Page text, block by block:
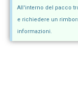
All'interno del pacco
e richiedere un
informazioni.